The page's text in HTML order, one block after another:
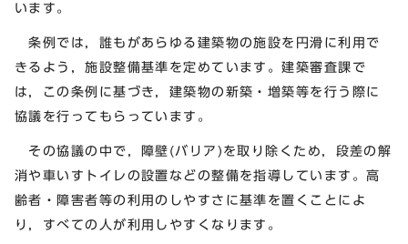
います。
条例では，誰もがあらゆる建築物の施設を円滑に利用で
きるよう，施設整備基準を定めています。建築審査課で
は，この条例に基づき，建築物の新築・増築等を行う際に
協議を行ってもらっています。
その協議の中で，障壁(バリア)を取り除くため，段差の解
消や車いすトイレの設置などの整備を指導しています。高
齢者・障害者等の利用のしやすさに基準を置くことによ
り，すべての人が利用しやすくなります。